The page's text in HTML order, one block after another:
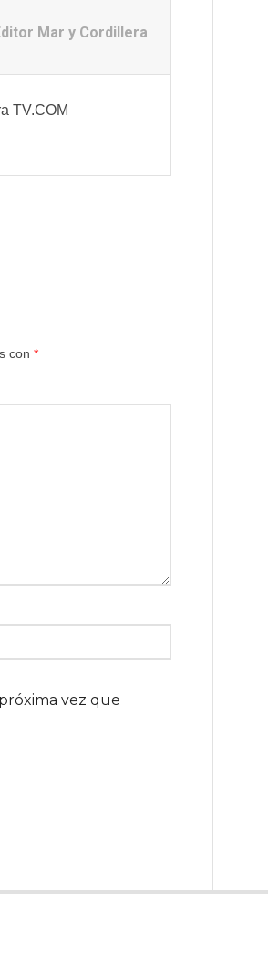
Mar y Cordillera
TV.COM
con *
vez que